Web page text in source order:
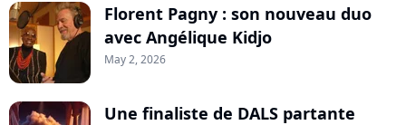
Florent Pagny : son nouveau duo
avec Angélique Kidjo
May 2, 2026
Une finaliste de DALS partante